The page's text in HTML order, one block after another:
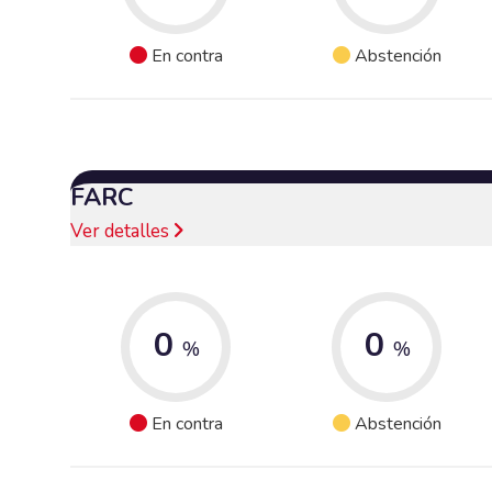
En contra Abstención
FARC
Ver detalles
0 %
En contra
0 %
Abstención